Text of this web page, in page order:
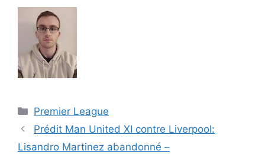
Catégories
Premier League
Prédit Man United XI contre Liverpool:
Lisandro Martinez abandonné –